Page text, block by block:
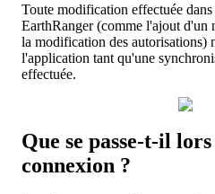
Toute modification effectuée dans
EarthRanger (comme l'ajout d'un
la modification des autorisations)
l'application tant qu'une
effectuée.
Que se passe-t-il lors
connexion ?